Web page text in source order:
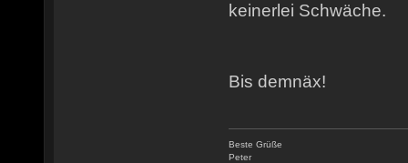
keinerlei Schwäche.
Bis demnäx!
Beste Grüße
Peter